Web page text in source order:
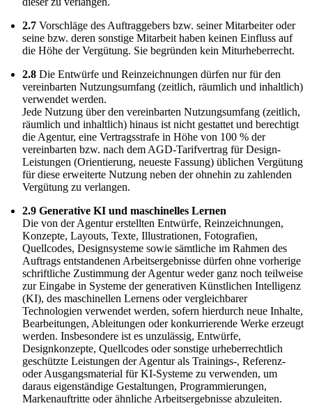
2.7 Vorschläge des Auftraggebers bzw. seiner Mitarbeiter oder
seine bzw. deren sonstige Mitarbeit haben keinen Einfluss auf
die Höhe der Vergütung. Sie begründen kein Miturheberrecht.
2.8 Die Entwürfe und Reinzeichnungen dürfen nur für den
vereinbarten Nutzungsumfang (zeitlich, räumlich und inhaltlich)
verwendet werden.
Jede Nutzung über den vereinbarten Nutzungsumfang (zeitlich,
räumlich und inhaltlich) hinaus ist nicht gestattet und berechtigt
die Agentur, eine Vertragsstrafe in Höhe von 100 % der
vereinbarten bzw. nach dem AGD-Tarifvertrag für Design-
Leistungen (Orientierung, neueste Fassung) üblichen Vergütung
für diese erweiterte Nutzung neben der ohnehin zu zahlenden
Vergütung zu verlangen.
2.9 Generative KI und maschinelles Lernen
Die von der Agentur erstellten Entwürfe, Reinzeichnungen,
Konzepte, Layouts, Texte, Illustrationen, Fotografien,
Quellcodes, Designsysteme sowie sämtliche im Rahmen des
Auftrags entstandenen Arbeitsergebnisse dürfen ohne vorherige
schriftliche Zustimmung der Agentur weder ganz noch teilweise
zur Eingabe in Systeme der generativen Künstlichen Intelligenz
(KI), des maschinellen Lernens oder vergleichbarer
Technologien verwendet werden, sofern hierdurch neue Inhalte,
Bearbeitungen, Ableitungen oder konkurrierende Werke erzeugt
werden. Insbesondere ist es unzulässig, Entwürfe,
Designkonzepte, Quellcodes oder sonstige urheberrechtlich
geschützte Leistungen der Agentur als Trainings-, Referenz-
oder Ausgangsmaterial für KI-Systeme zu verwenden, um
daraus eigenständige Gestaltungen, Programmierungen,
Markenauftritte oder ähnliche Arbeitsergebnisse abzuleiten.